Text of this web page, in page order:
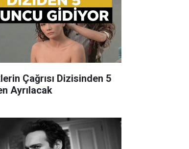
Çağrısı Dizisinden 5
Ayrılacak